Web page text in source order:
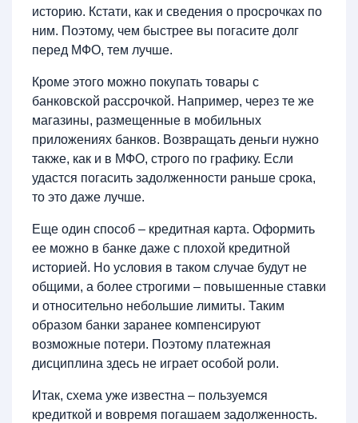
историю. Кстати, как и сведения о просрочках по
ним. Поэтому, чем быстрее вы погасите долг
перед МФО, тем лучше.
Кроме этого можно покупать товары с
банковской рассрочкой. Например, через те же
магазины, размещенные в мобильных
приложениях банков. Возвращать деньги нужно
также, как и в МФО, строго по графику. Если
удастся погасить задолженности раньше срока,
то это даже лучше.
Еще один способ – кредитная карта. Оформить
ее можно в банке даже с плохой кредитной
историей. Но условия в таком случае будут не
общими, а более строгими – повышенные ставки
и относительно небольшие лимиты. Таким
образом банки заранее компенсируют
возможные потери. Поэтому платежная
дисциплина здесь не играет особой роли.
Итак, схема уже известна – пользуемся
кредиткой и вовремя погашаем задолженность.